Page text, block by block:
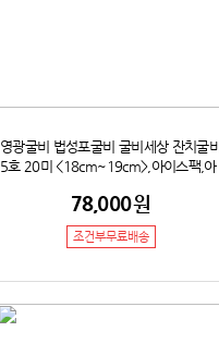
영광굴비 법성포굴비 굴비세상 잔치굴비
5호 20미 <18cm~19cm>,아이스팩,아
78,000원
조건부무료배송